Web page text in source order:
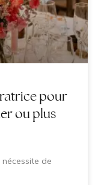
pour
ou plus
de